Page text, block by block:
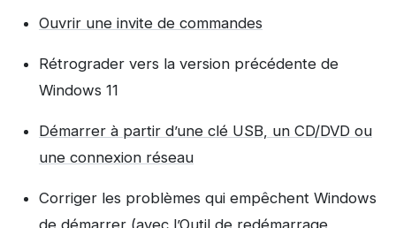
Ouvrir une invite de commandes
Rétrograder vers la version précédente de
Windows 11
Démarrer à partir d’une clé USB, un CD/DVD ou
une connexion réseau
Corriger les problèmes qui empêchent Windows